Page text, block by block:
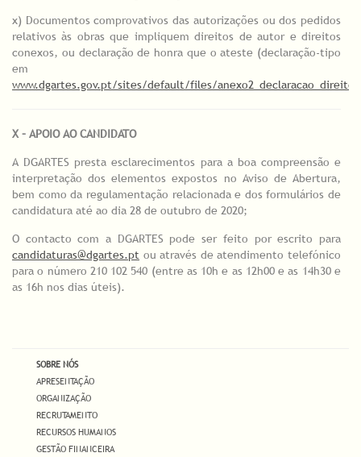
x) Documentos comprovativos das autorizações ou dos pedidos
relativos às obras que impliquem direitos de autor e direitos
conexos, ou declaração de honra que o ateste (declaração-tipo
em
www.dgartes.gov.pt/sites/default/files/
X – APOIO AO CANDIDATO
A DGARTES presta esclarecimentos para a boa compreensão e
interpretação dos elementos expostos no Aviso de Abertura,
bem como da regulamentação relacionada e dos formulários de
candidatura até ao dia 28 de outubro de 2020;
O contacto com a DGARTES pode ser feito por escrito para
candidaturas@dgartes.pt ou através de atendimento telefónico
para o número 210 102 540 (entre as 10h e as 12h00 e as 14h30 e
as 16h nos dias úteis).
SOBRE NÓS
APRESENTAÇÃO
ORGANIZAÇÃO
RECRUTAMENTO
RECURSOS HUMANOS
GESTÃO FINANCEIRA